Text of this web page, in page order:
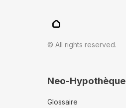
© All rights reserved.
Neo-Hypothèque
Glossaire